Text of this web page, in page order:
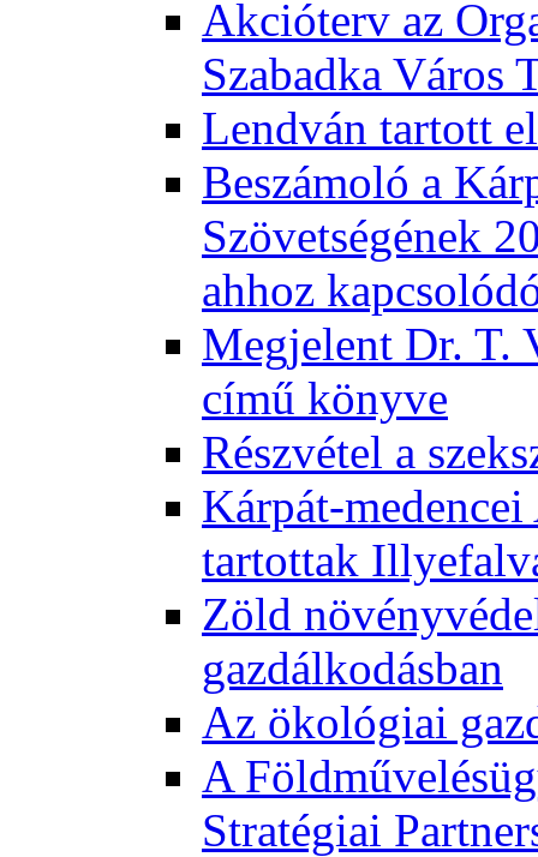
Akcióterv az
Szabadka Város
Lendván tartott
Beszámoló a
Szövetségének
ahhoz
Megjelent Dr. T.
című könyve
Részvétel a
Kárpát-
tartottak
Zöld
gazdálkodásban
Az ökológiai
A
Stratégiai